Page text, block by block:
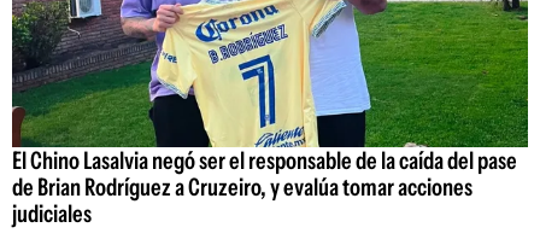
El Chino Lasalvia negó ser el responsable de la caída del pase
de Brian Rodríguez a Cruzeiro, y evalúa tomar acciones
judiciales